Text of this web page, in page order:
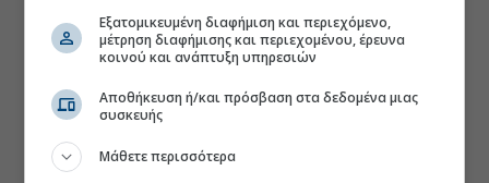
Εξατομικευμένη διαφήμιση και περιεχόμενο,
μέτρηση διαφήμισης και περιεχομένου, έρευνα
κοινού και ανάπτυξη υπηρεσιών
Αποθήκευση ή/και πρόσβαση στα δεδομένα μιας
συσκευής
Μάθετε περισσότερα